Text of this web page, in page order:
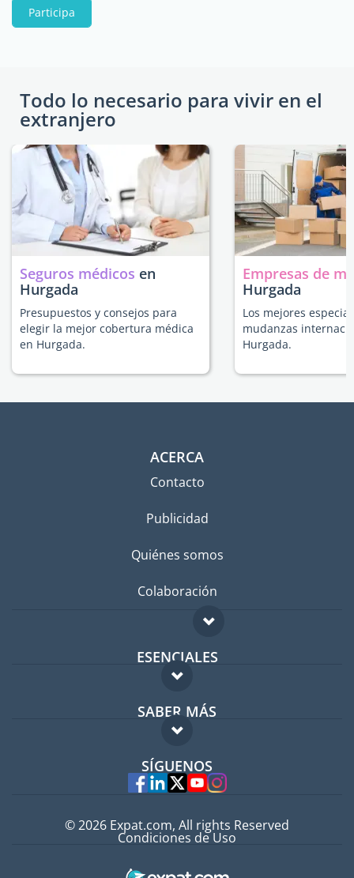
Participa
Todo lo necesario para vivir en el
extranjero
Seguros médicos en
Hurgada
Presupuestos y consejos para
elegir la mejor cobertura médica
en Hurgada.
Empresas de
Hurgada
Los mejores
mudanzas
Hurgada.
ACERCA
Contacto
Publicidad
Quiénes somos
Colaboración
ESENCIALES
Foro para expatriados
Guía para expatriados
Trabajos en el extranjero
SABER MÁS
FAQ
Expertos
SÍGUENOS
© 2026 Expat.com, All rights Reserved
Condiciones de Uso